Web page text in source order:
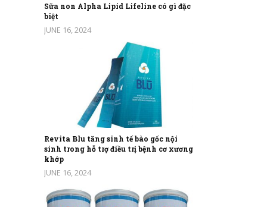
Sữa non Alpha Lipid Lifeline có gì đặc
biệt
JUNE 16, 2024
Revita Blu tăng sinh tế bào gốc nội
sinh trong hỗ trợ điều trị bệnh cơ xương
khớp
JUNE 16, 2024